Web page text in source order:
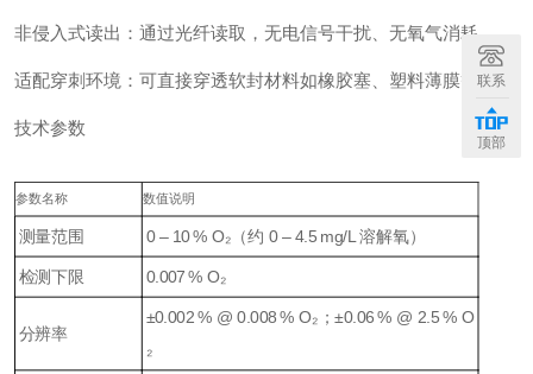
非侵入式读出：通过光纤读取，无电信号干扰、无氧气消耗
适配穿刺环境：可直接穿透软封材料如橡胶塞、塑料薄膜等
技术参数
参数名称 数值说明
测量范围 0 – 10 % O₂（约 0 – 4.5 mg/L 溶解氧）
检测下限 0.007 % O₂
分辨率
±0.002 % @ 0.008 % O₂；±0.06 % @ 2.5 % O
₂
联系
顶部